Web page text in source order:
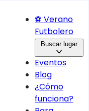
⚽ Verano
Futbolero
Buscar lugar
Eventos
Blog
¿Cómo
funciona?